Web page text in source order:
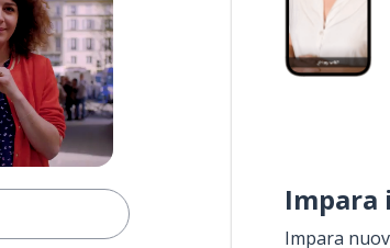
Impara
Impara